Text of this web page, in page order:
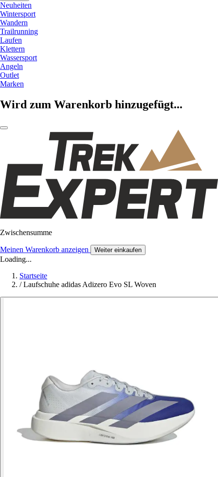
Neuheiten
Wintersport
Wandern
Trailrunning
Laufen
Klettern
Wassersport
Angeln
Outlet
Marken
Wird zum Warenkorb hinzugefügt...
Zwischensumme
Meinen Warenkorb anzeigen Weiter einkaufen
Loading...
Startseite
/ Laufschuhe adidas Adizero Evo SL Woven